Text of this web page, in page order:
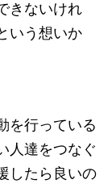
きないけれ
いう想いか
を行っている
人達をつなぐ
したら良いの